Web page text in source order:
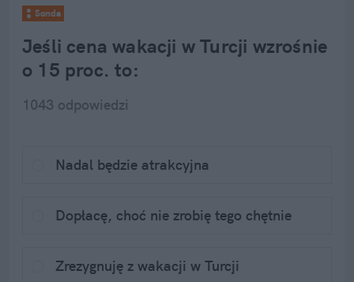
Sonda
Jeśli cena wakacji w Turcji wzrośnie
o 15 proc. to:
1043 odpowiedzi
Nadal będzie atrakcyjna
Dopłacę, choć nie zrobię tego chętnie
Zrezygnuję z wakacji w Turcji